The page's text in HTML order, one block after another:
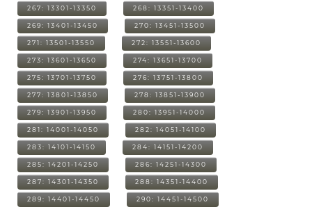
267: 13301-13350 268: 13351-13400
269: 13401-13450 270: 13451-13500
271: 13501-13550 272: 13551-13600
273: 13601-13650 274: 13651-13700
275: 13701-13750 276: 13751-13800
277: 13801-13850 278: 13851-13900
279: 13901-13950 280: 13951-14000
281: 14001-14050 282: 14051-14100
283: 14101-14150 284: 14151-14200
285: 14201-14250 286: 14251-14300
287: 14301-14350 288: 14351-14400
289: 14401-14450 290: 14451-14500